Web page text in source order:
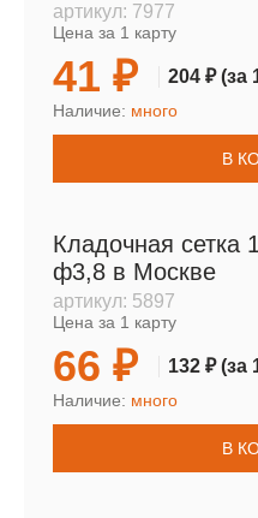
артикул: 7977
Цена за 1 карту
41 ₽ 204 ₽(за
Наличие: много
В
Кладочная сетка
ф3,8 в Москве
артикул: 5897
Цена за 1 карту
66 ₽ 132 ₽(за
Наличие: много
В